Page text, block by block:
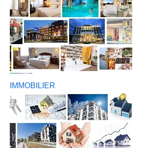
IMMOBILIER